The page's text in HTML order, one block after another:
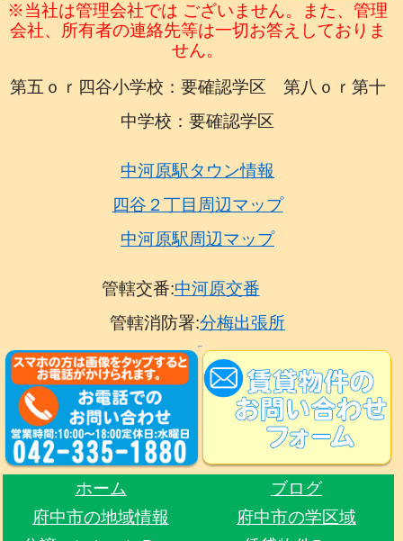
※当社は管理会社では ございません。また、管理
会社、所有者の連絡先等は一切お答えしておりま
せん。
第五ｏｒ四谷小学校：要確認学区 第八ｏｒ第十
中学校：要確認学区
中河原駅タウン情報
四谷２丁目周辺マップ
中河原駅周辺マップ
管轄交番:中河原交番
管轄消防署:分梅出張所
ホーム
ブログ
府中市の地域情報
府中市の学区域